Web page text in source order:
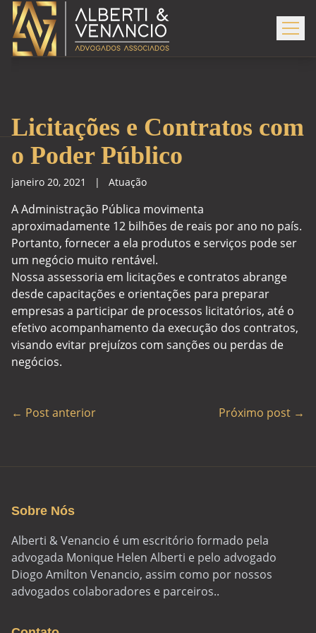
Licitações e Contratos com
o Poder Público
janeiro 20, 2021 | Atuação
A Administração Pública movimenta
aproximadamente 12 bilhões de reais por ano no país.
Portanto, fornecer a ela produtos e serviços pode ser
um negócio muito rentável.
Nossa assessoria em licitações e contratos abrange
desde capacitações e orientações para preparar
empresas a participar de processos licitatórios, até o
efetivo acompanhamento da execução dos contratos,
visando evitar prejuízos com sanções ou perdas de
negócios.
← Post anterior Próximo post →
Sobre Nós
Alberti & Venancio é um escritório formado pela
advogada Monique Helen Alberti e pelo advogado
Diogo Amilton Venancio, assim como por nossos
advogados colaboradores e parceiros..